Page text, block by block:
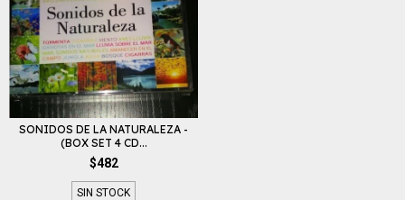
SONIDOS DE LA NATURALEZA -
(BOX SET 4 CD...
$482
SIN STOCK